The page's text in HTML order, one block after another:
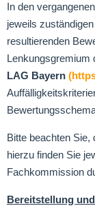
In den
jeweils
resultierenden
Lenkungsgremium
LAG Bayern (
Bitte beachten Sie,
hierzu finden Sie
Fachkommission
Bereitstellung